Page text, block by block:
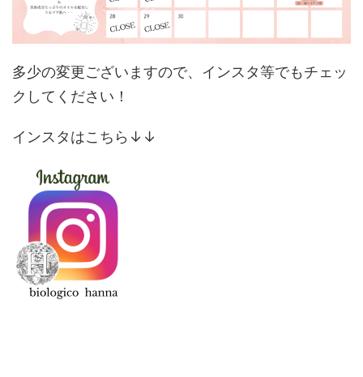
多少の変更ございますので、インスタ等でもチェッ
クしてください！
インスタはこちら↓↓